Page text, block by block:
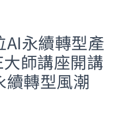
永續轉型產
師講座開講
續轉型風潮